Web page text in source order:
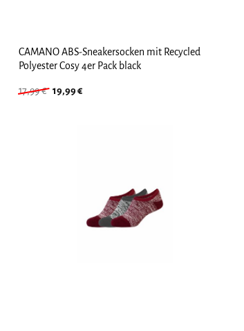
CAMANO ABS-Sneakersocken mit Recycled
Polyester Cosy 4er Pack black
17,99€ Ursprünglicher
19,99€Aktueller